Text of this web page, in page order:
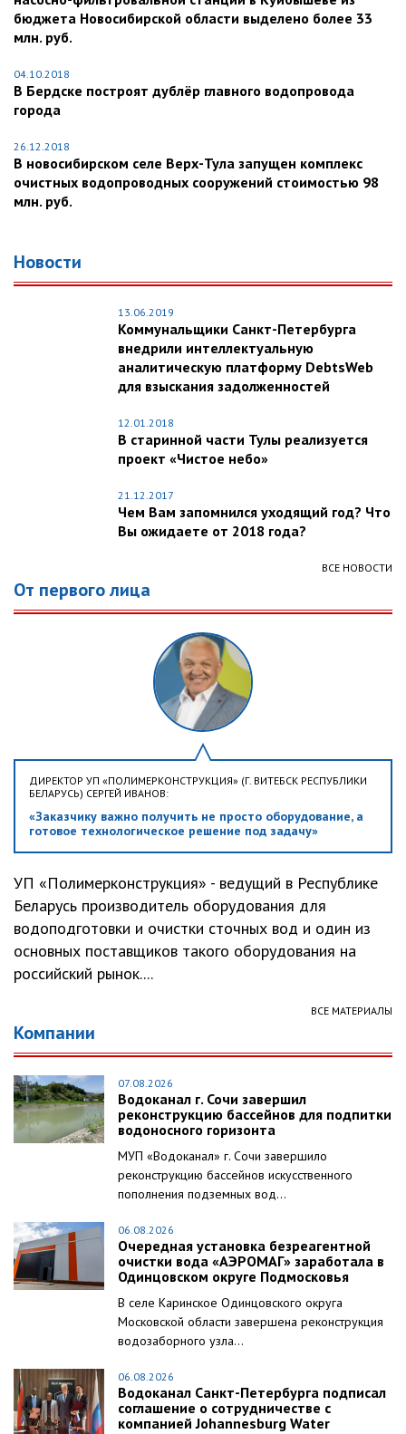
бюджета Новосибирской области выделено более 33
млн. руб.
04.10.2018
В Бердске построят дублёр главного водопровода
города
26.12.2018
В новосибирском селе Верх-Тула запущен комплекс
очистных водопроводных сооружений стоимостью 98
млн. руб.
Новости
13.06.2019
Коммунальщики Санкт-Петербурга
внедрили интеллектуальную
аналитическую платформу DebtsWeb
для взыскания задолженностей
12.01.2018
В старинной части Тулы реализуется
проект «Чистое небо»
21.12.2017
Чем Вам запомнился уходящий год? Что
Вы ожидаете от 2018 года?
ВСЕ НОВОСТИ
От первого лица
ДИРЕКТОР УП «ПОЛИМЕРКОНСТРУКЦИЯ» (Г. ВИТЕБСК РЕСПУБЛИКИ
БЕЛАРУСЬ) СЕРГЕЙ ИВАНОВ:
«Заказчику важно получить не просто оборудование, а
готовое технологическое решение под задачу»
УП «Полимерконструкция» - ведущий в Республике
Беларусь производитель оборудования для
водоподготовки и очистки сточных вод и один из
основных поставщиков такого оборудования на
российский рынок....
ВСЕ МАТЕРИАЛЫ
Компании
07.08.2026
Водоканал г. Сочи завершил
реконструкцию бассейнов для подпитки
водоносного горизонта
МУП «Водоканал» г. Сочи завершило
реконструкцию бассейнов искусственного
пополнения подземных вод...
06.08.2026
Очередная установка безреагентной
очистки вода «АЭРОМАГ» заработала в
Одинцовском округе Подмосковья
В селе Каринское Одинцовского округа
Московской области завершена реконструкция
водозаборного узла...
06.08.2026
Водоканал Санкт-Петербурга подписал
соглашение о сотрудничестве с
компанией Johannesburg Water